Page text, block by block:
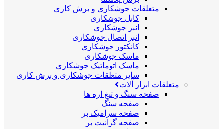
متعلقات جوشکاری و برش کاری
کابل جوشکاری
انبر جوشکاری
انبر اتصال جوشکاری
کانکتور جوشکاری
ماسک جوشکاری
ماسک اتوماتیک جوشکاری
سایر متعلقات جوشکاری و برش کاری
متعلقات ابزار آلات
صفحه سنگ و تیغ اره ها
صفحه سنگ
صفحه سرامیک بر
صفحه گرانیت بر